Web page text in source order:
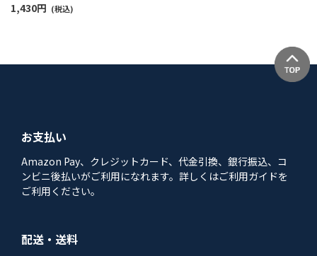
1,430円 (税込)
お支払い
Amazon Pay、クレジットカード、代金引換、銀行振込、コ
ンビニ後払いがご利用になれます。詳しくはご利用ガイドを
ご利用ください。
配送・送料